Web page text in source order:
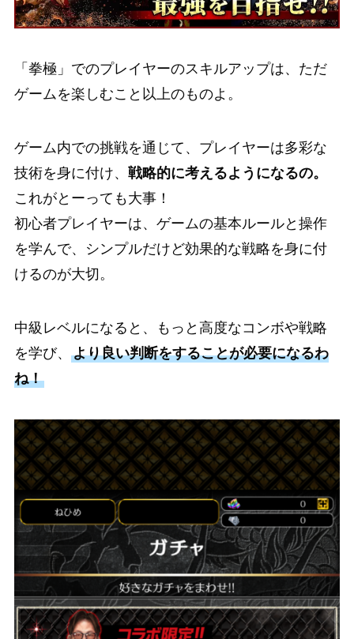
「拳極」でのプレイヤーのスキルアップは、ただ
ゲームを楽しむこと以上のものよ。
ゲーム内での挑戦を通じて、プレイヤーは多彩な
技術を身に付け、 戦略的に考えるようになるの。
これがとーっても大事！
初心者プレイヤーは、ゲームの基本ルールと操作
を学んで、シンプルだけど効果的な戦略を身に付
けるのが大切。
中級レベルになると、もっと高度なコンボや戦略
を学び、 より良い判断をすることが必要になるわ
ね！